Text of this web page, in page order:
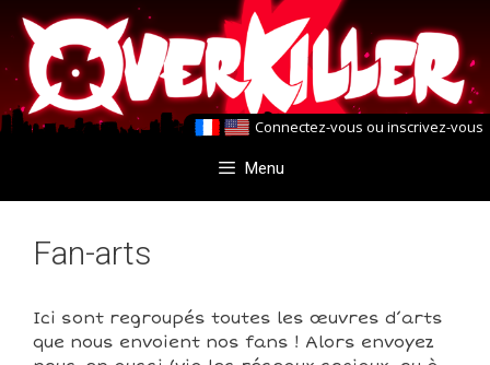
Aller
au
contenu
Aller
au
contenu
Connectez-vous ou inscrivez-vous
Menu
Fan-arts
Ici sont regroupés toutes les œuvres d’arts
que nous envoient nos fans ! Alors envoyez